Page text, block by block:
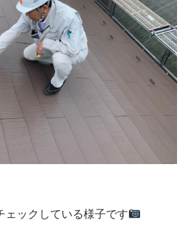
ェックしている様子です